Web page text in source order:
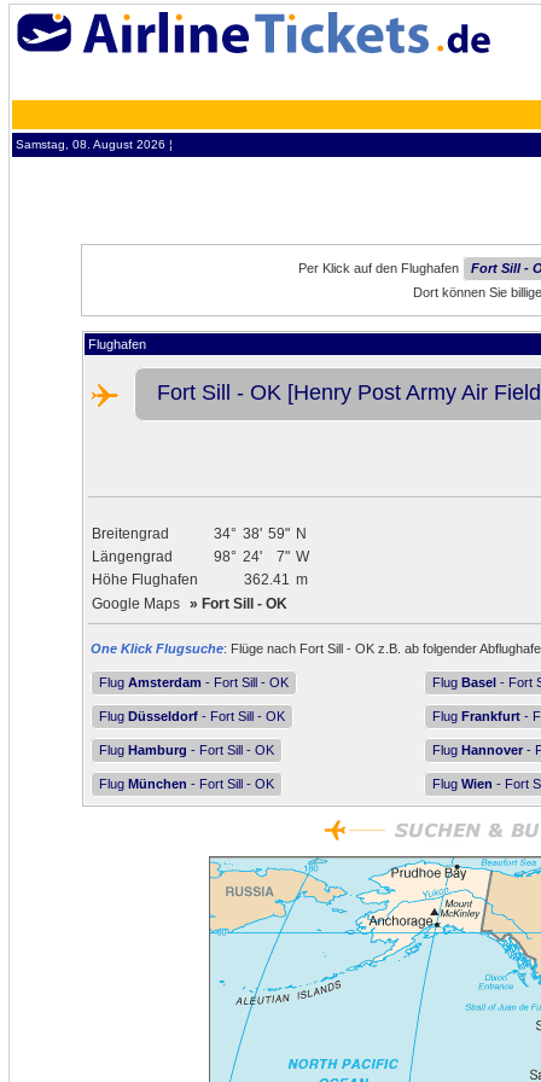
Samstag, 08. August 2026 ¦
Per Klick auf den Flughafen
Fort Sill -
Dort können Sie
Flughafen
Fort Sill - OK [Henry Post Army Air
Breitengrad 34° 38' 59" N
Längengrad
98° 24' 7" W
Höhe Flughafen
362.41 m
Google Maps » Fort Sill - OK
One Klick Flugsuche: Flüge nach Fort Sill - OK z.B. ab folgender
Flug Amsterdam - Fort Sill - OK Flug Basel - Fort
Flug Düsseldorf - Fort Sill - OK Flug Frankfurt -
Flug Hamburg - Fort Sill - OK Flug Hannover -
Flug München - Fort Sill - OK Flug Wien - Fort